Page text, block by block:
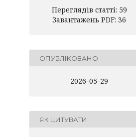
Переглядів статті: 59
Завантажень PDF: 36
ОПУБЛІКОВАНО
2026-05-29
ЯК ЦИТУВАТИ